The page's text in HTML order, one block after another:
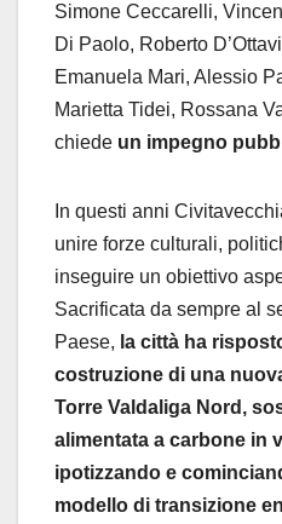
Simone Ceccarelli,
Di Paolo, Roberto
Emanuela Mari, Alessio
Marietta Tidei, Rossana
chiede un impegno
In questi anni
unire forze culturali,
inseguire un obiettivo
Sacrificata da sempre al
Paese, la città ha
costruzione di una
Torre Valdaliga Nord,
alimentata a carbone in
ipotizzando e
modello di transizione